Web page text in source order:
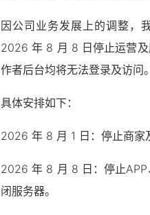
因公司业务发展上的调整
2026 年 8 月 8 日停止运营及
作者后台均将无法登录及访问。
具体安排如下：
2026 年 8 月 1 日：停止商家
2026 年 8 月 8 日：停止APP
闭服务器。